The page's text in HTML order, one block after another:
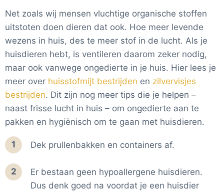
Net zoals wij mensen vluchtige organische stoffen
uitstoten doen dieren dat ook. Hoe meer levende
wezens in huis, des te meer stof in de lucht. Als je
huisdieren hebt, is ventileren daarom zeker nodig,
maar ook vanwege ongedierte in je huis. Hier lees je
meer over huisstofmijt bestrijden en zilvervisjes
bestrijden. Dit zijn nog meer tips die je helpen –
naast frisse lucht in huis – om ongedierte aan te
pakken en hygiënisch om te gaan met huisdieren.
1 Dek prullenbakken en containers af.
2
Er bestaan geen hypoallergene huisdieren.
Dus denk goed na voordat je een huisdier